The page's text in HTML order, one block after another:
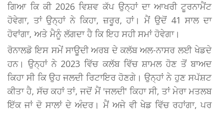
ਗਿਆ ਕਿ ਕੀ 2026 ਵਿਸ਼ਵ ਕੱਪ ਉਨ੍ਹਾਂ ਦਾ ਆਖਰੀ ਟੂਰਨਾਮੈਂਟ
ਹੋਵੇਗਾ, ਤਾਂ ਉਨ੍ਹਾਂ ਨੇ ਕਿਹਾ, ਜ਼ਰੂਰ, ਹਾਂ। ਮੈਂ ਉਦੋਂ 41 ਸਾਲ ਦਾ
ਹੋਵਾਂਗਾ, ਅਤੇ ਮੈਨੂੰ ਲੱਗਦਾ ਹੈ ਕਿ ਇਹ ਸਹੀ ਸਮਾਂ ਹੋਵੇਗਾ।
ਰੋਨਾਲਡੋ ਇਸ ਸਮੇਂ ਸਾਊਦੀ ਅਰਬ ਦੇ ਕਲੱਬ ਅਲ-ਨਾਸਰ ਲਈ ਖੇਡਦੇ
ਹਨ। ਉਨ੍ਹਾਂ ਨੇ 2023 ਵਿੱਚ ਕਲੱਬ ਵਿੱਚ ਸ਼ਾਮਲ ਹੋਣ ਤੋਂ ਬਾਅਦ
ਕਿਹਾ ਸੀ ਕਿ ਉਹ ਜਲਦੀ ਰਿਟਾਇਰ ਹੋਣਗੇ। ਉਨ੍ਹਾਂ ਨੇ ਹੁਣ ਸਪੱਸ਼ਟ
ਕੀਤਾ ਹੈ, ਸੱਚ ਕਹਾਂ ਤਾਂ, ਜਦੋਂ ਮੈਂ 'ਜਲਦੀ' ਕਿਹਾ ਸੀ, ਤਾਂ ਮੇਰਾ ਮਤਲਬ
ਇੱਕ ਜਾਂ ਦੋ ਸਾਲਾਂ ਦੇ ਅੰਦਰ। ਮੈਂ ਅਜੇ ਵੀ ਖੇਡ ਵਿੱਚ ਰਹਾਂਗਾ, ਪਰ